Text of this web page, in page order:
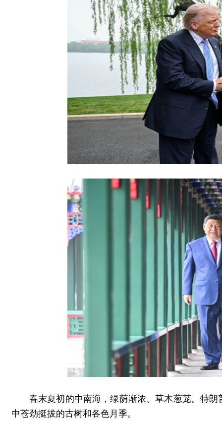
春末夏初的中南海，绿荫渐浓、草木葱茏。特
中苍劲挺拔的古树和各色月季。